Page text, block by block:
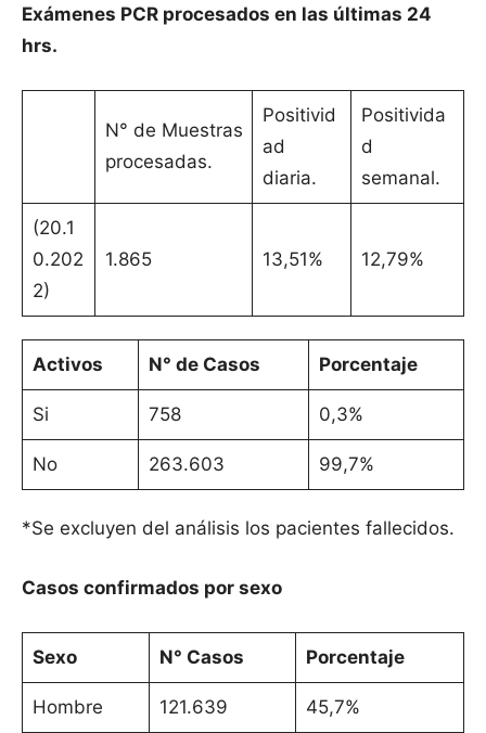
Exámenes PCR procesados en las últimas 24
hrs.
N° de Muestras
procesadas.
Positivid
ad
diaria.
Positivida
d
semanal.
(20.1
0.202
2)
1.865 13,51% 12,79%
Activos N° de Casos Porcentaje
Si 758 0,3%
No 263.603 99,7%
*Se excluyen del análisis los pacientes fallecidos.
Casos confirmados por sexo
Sexo N° Casos Porcentaje
Hombre 121.639 45,7%